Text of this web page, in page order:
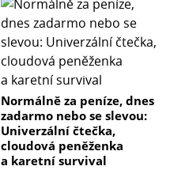
Normálně za peníze, dnes
zadarmo nebo se slevou:
Univerzální čtečka,
cloudová peněženka
a karetní survival